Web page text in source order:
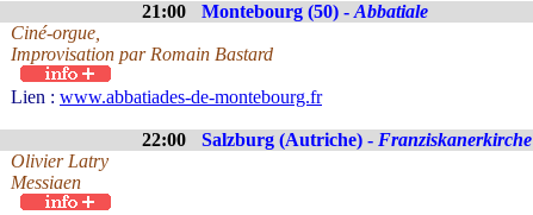
21:00 Montebourg (50) - Abbatiale
Ciné-orgue,
Improvisation par Romain Bastard
Lien : www.abbatiades-de-montebourg.fr
22:00 Salzburg (Autriche) - Franziskanerkirche
Olivier Latry
Messiaen